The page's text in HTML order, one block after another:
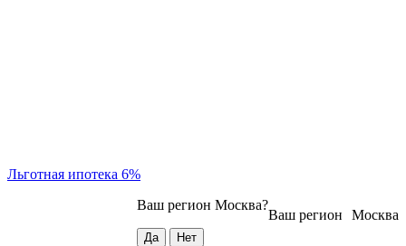
Льготная ипотека 6%
Москва
Ваш регион
Ваш регион Москва?